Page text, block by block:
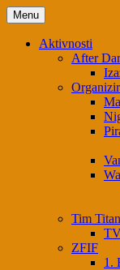
Skip
to
content
Menu
Aktivnosti
After
Tim
ZFIF
1.